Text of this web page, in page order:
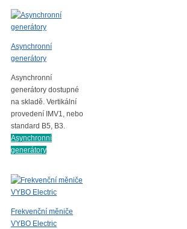
Asynchronní
generátory
Asynchronní
generátory dostupné
na skladě. Vertikální
provedení IMV1, nebo
standard B5, B3.
Asynchronní
generátory
Frekvenční měniče
VYBO Electric